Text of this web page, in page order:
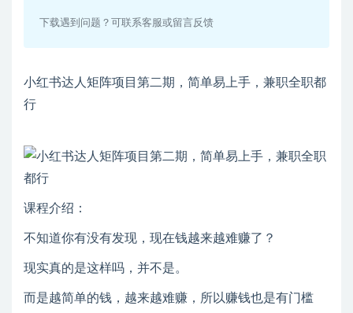
下载遇到问题？可联系客服或留言反馈
小红书达人矩阵项目第二期，简单易上手，兼职全职都
行
课程介绍：
不知道你有没有发现，现在钱越来越难赚了？
现实真的是这样吗，并不是。
而是越简单的钱，越来越难赚，所以赚钱也是有门槛